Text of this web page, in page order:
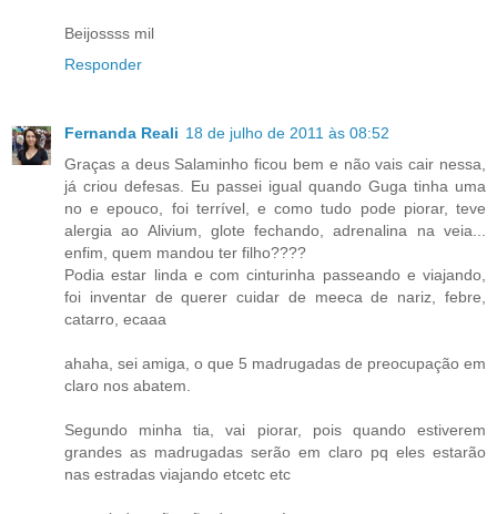
Beijossss mil
Responder
Fernanda Reali 18 de julho de 2011 às 08:52
Graças a deus Salaminho ficou bem e não vais cair nessa,
já criou defesas. Eu passei igual quando Guga tinha uma
no e epouco, foi terrível, e como tudo pode piorar, teve
alergia ao Alivium, glote fechando, adrenalina na veia...
enfim, quem mandou ter filho????
Podia estar linda e com cinturinha passeando e viajando,
foi inventar de querer cuidar de meeca de nariz, febre,
catarro, ecaaa
ahaha, sei amiga, o que 5 madrugadas de preocupação em
claro nos abatem.
Segundo minha tia, vai piorar, pois quando estiverem
grandes as madrugadas serão em claro pq eles estarão
nas estradas viajando etcetc etc